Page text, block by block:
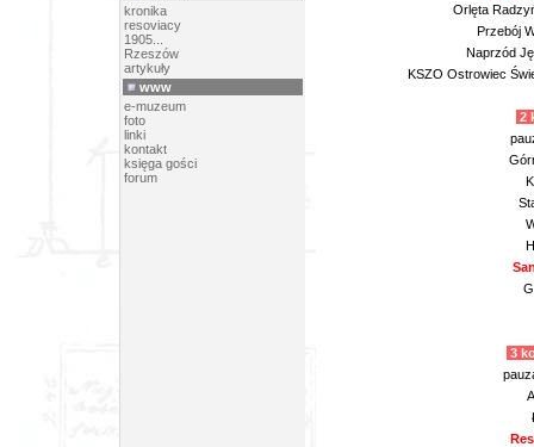
kronika
resoviacy
1905...
Rzeszów
artykuły
www
e-muzeum
foto
linki
kontakt
księga gości
forum
Orlęta
Przebój
Naprzód
KSZO Ostrowiec
2
3